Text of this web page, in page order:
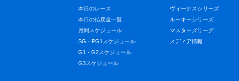
本日のレース
本日の払戻金一覧
月間スケジュール
SG・PG1スケジュール
G1・G2スケジュール
G3スケジュール
ヴィーナスシリーズ
ルーキーシリーズ
マスターズリーグ
メディア情報